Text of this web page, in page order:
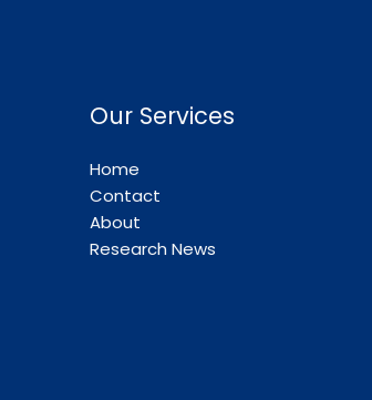
Our Services
Home
Contact
About
Research News